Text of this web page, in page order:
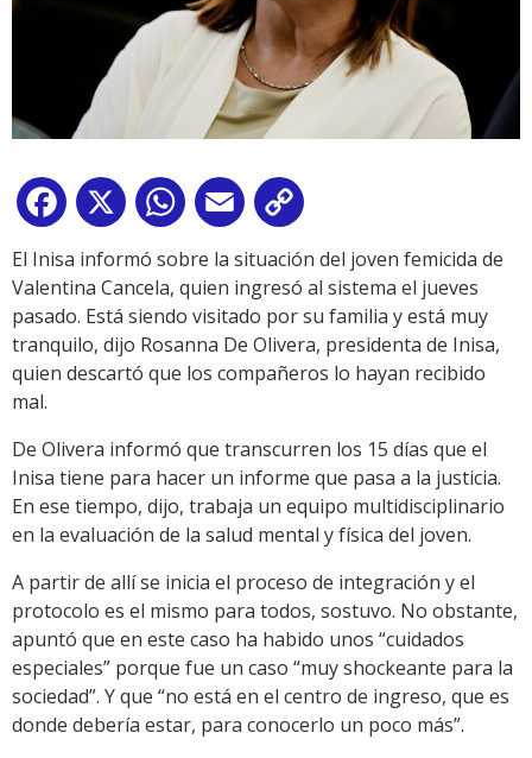
Facebook
X WhatsApp
Email
Link
El Inisa informó sobre la situación del joven femicida de
Valentina Cancela, quien ingresó al sistema el jueves
pasado. Está siendo visitado por su familia y está muy
tranquilo, dijo Rosanna De Olivera, presidenta de Inisa,
quien descartó que los compañeros lo hayan recibido
mal.
De Olivera informó que transcurren los 15 días que el
Inisa tiene para hacer un informe que pasa a la justicia.
En ese tiempo, dijo, trabaja un equipo multidisciplinario
en la evaluación de la salud mental y física del joven.
A partir de allí se inicia el proceso de integración y el
protocolo es el mismo para todos, sostuvo. No obstante,
apuntó que en este caso ha habido unos “cuidados
especiales” porque fue un caso “muy shockeante para la
sociedad”. Y que “no está en el centro de ingreso, que es
donde debería estar, para conocerlo un poco más”.